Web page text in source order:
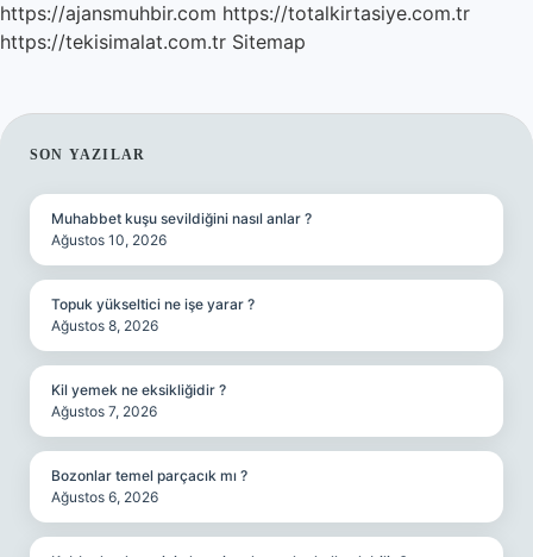
https://ajansmuhbir.com https://totalkirtasiye.com.tr
https://tekisimalat.com.tr Sitemap
SIDEBAR
SON YAZILAR
Muhabbet kuşu sevildiğini nasıl anlar ?
Ağustos 10, 2026
Topuk yükseltici ne işe yarar ?
Ağustos 8, 2026
Kil yemek ne eksikliğidir ?
Ağustos 7, 2026
Bozonlar temel parçacık mı ?
Ağustos 6, 2026